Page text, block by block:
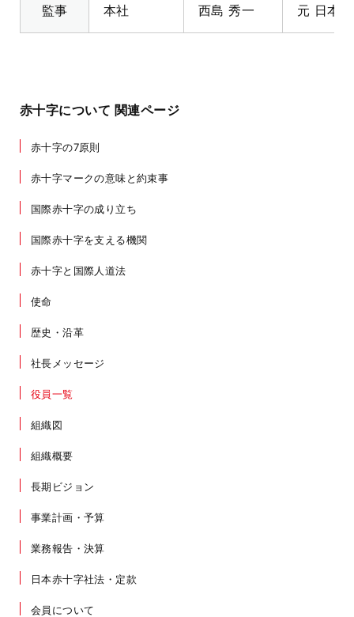
監事 本社 西島 秀一 元 日本
赤十字について 関連ページ
赤十字の7原則
赤十字マークの意味と約束事
国際赤十字の成り立ち
国際赤十字を支える機関
赤十字と国際人道法
使命
歴史・沿革
社長メッセージ
役員一覧
組織図
組織概要
長期ビジョン
事業計画・予算
業務報告・決算
日本赤十字社法・定款
会員について